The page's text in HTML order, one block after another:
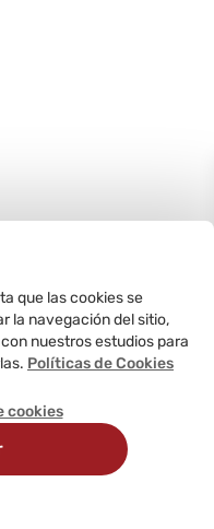
que las cookies se
la navegación del sitio,
nuestros estudios para
Políticas de Cookies
cookies